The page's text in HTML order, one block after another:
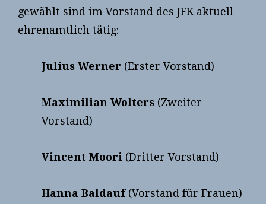
gewählt sind im Vorstand des JFK aktuell
ehrenamtlich tätig:
Julius Werner (Erster Vorstand)
Maximilian Wolters (Zweiter
Vorstand)
Vincent Moori (Dritter Vorstand)
Hanna Baldauf(Vorstand für Frauen)